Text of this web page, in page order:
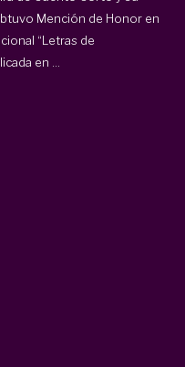
Mención de Honor en
“Letras de
en ...